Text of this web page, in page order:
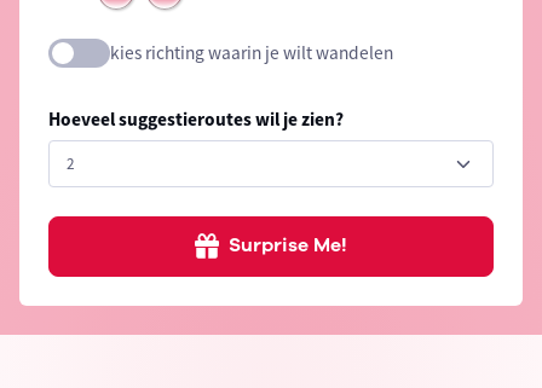
kies richting waarin je wilt wandelen
Hoeveel suggestieroutes wil je zien?
Surprise Me!